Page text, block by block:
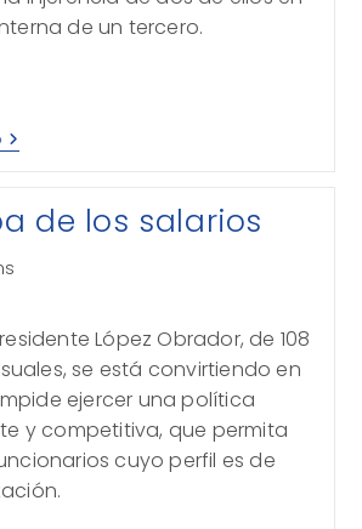
de un tercero.
Conflicto
Entre
de los salarios
López Obrador, de 108
se está convirtiendo en
ejercer una política
y competitiva, que permita
cuyo perfil es de